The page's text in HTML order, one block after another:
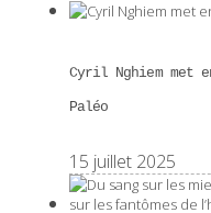
Cyril Nghiem met
Paléo
15 juillet 2025